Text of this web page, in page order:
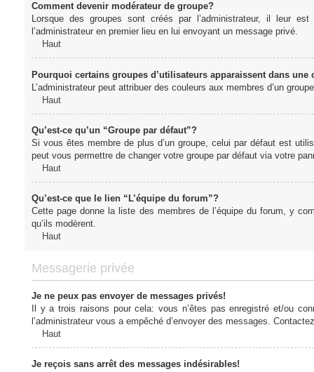
Comment devenir modérateur de groupe?
Lorsque des groupes sont créés par l’administrateur, il leur
l’administrateur en premier lieu en lui envoyant un message privé.
Haut
Pourquoi certains groupes d’utilisateurs apparaissent dans une
L’administrateur peut attribuer des couleurs aux membres d’un
Haut
Qu’est-ce qu’un “Groupe par défaut”?
Si vous êtes membre de plus d’un groupe, celui par défaut est
peut vous permettre de changer votre groupe par défaut via votre
Haut
Qu’est-ce que le lien “L’équipe du forum”?
Cette page donne la liste des membres de l’équipe du forum, y
qu’ils modèrent.
Haut
Messagerie privée
Je ne peux pas envoyer de messages privés!
Il y a trois raisons pour cela: vous n’êtes pas enregistré et/ou
l’administrateur vous a empêché d’envoyer des messages.
Haut
Je reçois sans arrêt des messages indésirables!